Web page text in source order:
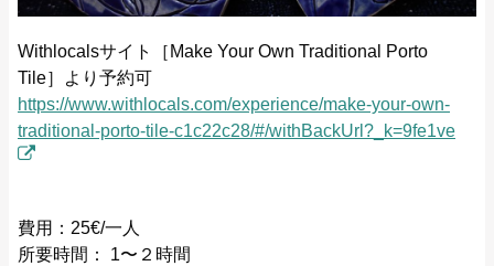
Withlocalsサイト［Make Your Own Traditional Porto
Tile］より予約可
https://www.withlocals.com/experience/make-your-own-
traditional-porto-tile-c1c22c28/#/withBackUrl?_k=9fe1ve
費用：25€/一人
所要時間： 1〜２時間